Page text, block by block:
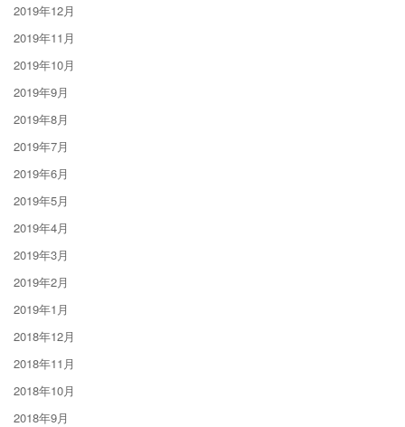
2019年12月
2019年11月
2019年10月
2019年9月
2019年8月
2019年7月
2019年6月
2019年5月
2019年4月
2019年3月
2019年2月
2019年1月
2018年12月
2018年11月
2018年10月
2018年9月